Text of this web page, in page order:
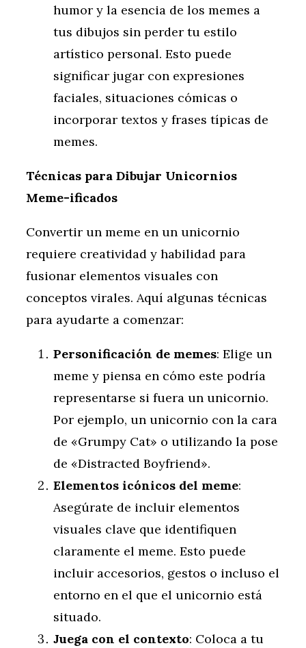
humor y la esencia de los memes a
tus dibujos sin perder tu estilo
artístico personal. Esto puede
significar jugar con expresiones
faciales, situaciones cómicas o
incorporar textos y frases típicas de
memes.
Técnicas para Dibujar Unicornios
Meme-ificados
Convertir un meme en un unicornio
requiere creatividad y habilidad para
fusionar elementos visuales con
conceptos virales. Aquí algunas técnicas
para ayudarte a comenzar:
Personificación de memes: Elige un
meme y piensa en cómo este podría
representarse si fuera un unicornio.
Por ejemplo, un unicornio con la cara
de «Grumpy Cat» o utilizando la pose
de «Distracted Boyfriend».
Elementos icónicos del meme:
Asegúrate de incluir elementos
visuales clave que identifiquen
claramente el meme. Esto puede
incluir accesorios, gestos o incluso el
entorno en el que el unicornio está
situado.
Juega con el contexto: Coloca a tu